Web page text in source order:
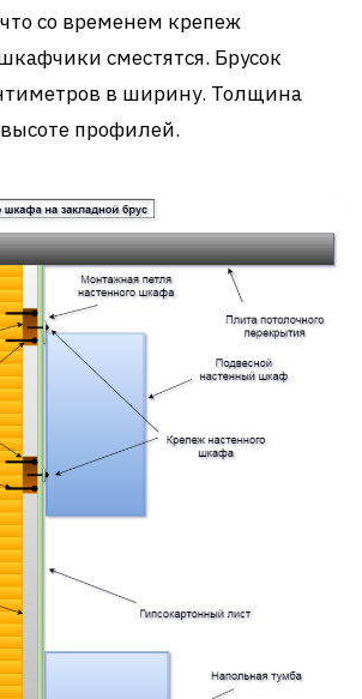
со временем крепеж
сместятся. Брусок
в ширину. Толщина
профилей.